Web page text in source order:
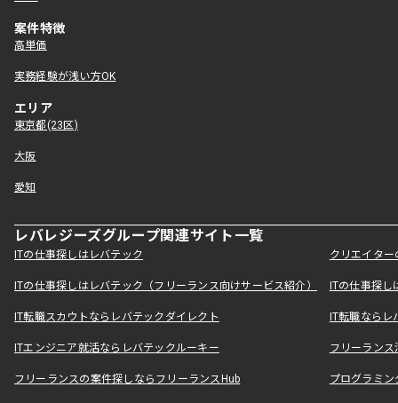
案件特徴
高単価
実務経験が浅い方OK
エリア
東京都(23区)
大阪
愛知
レバレジーズグループ関連サイト一覧
ITの仕事探しはレバテック クリエイタ
ITの仕事探しはレバテック（フリーランス向けサービス紹介） ITの仕事探
IT転職スカウトならレバテックダイレクト IT転職なら
ITエンジニア就活ならレバテックルーキー フリーラン
フリーランスの案件探しならフリーランスHub プログラミ